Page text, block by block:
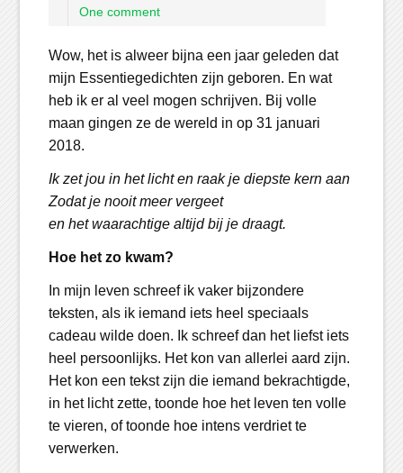
One comment
Wow, het is alweer bijna een jaar geleden dat
mijn Essentiegedichten zijn geboren. En wat
heb ik er al veel mogen schrijven. Bij volle
maan gingen ze de wereld in op 31 januari
2018.
Ik zet jou in het licht en raak je diepste kern aan
Zodat je nooit meer vergeet
en het waarachtige altijd bij je draagt.
Hoe het zo kwam?
In mijn leven schreef ik vaker bijzondere
teksten, als ik iemand iets heel speciaals
cadeau wilde doen. Ik schreef dan het liefst iets
heel persoonlijks. Het kon van allerlei aard zijn.
Het kon een tekst zijn die iemand bekrachtigde,
in het licht zette, toonde hoe het leven ten volle
te vieren, of toonde hoe intens verdriet te
verwerken.